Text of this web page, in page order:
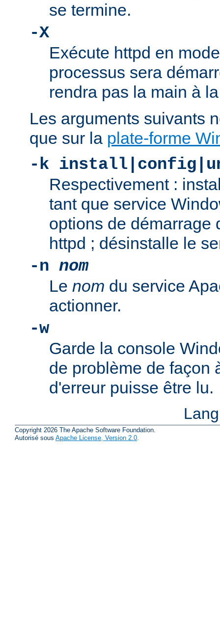
se termine.
-X
Exécute httpd en
processus sera
rendra pas la main à
Les arguments suivants
que sur la plate-forme
-k
Respectivement :
tant que service
options de démarrage
httpd ; désinstalle le
-n nom
Le nom du service
actionner.
-w
Garde la console
de problème de façon
d'erreur puisse être lu.
Copyright 2026 The Apache Software Foundation.
Autorisé sous Apache License, Version 2.0.